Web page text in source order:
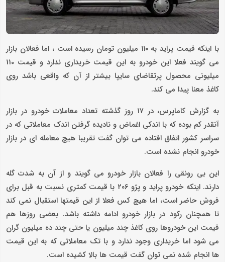
با اینکه قیمت پراید به ۱۱۰ میلیون تومان رسیده است ، اما فعالان بازار
می گویند فعلا این خودرو به این قیمت خریداری ندارد و قیمت 110
میلیونی محصول پرتقاضای سایپا بیشتر از آن که واقعی باشد روی
کاغذ معنا پیدا می کند.
به گزارش کاماپرس، در ۱۷ روز گذشته تعداد معاملات خودرو در بازار
آنقدر کم بوده که با اندکی اغماض و نادیده گرفتن اندک معاملاتی که در
سراسر کشور اتفاق افتاده می توان گفت تقریبا هیچ معامله ای در بازار
خودرو انجام نشده است.
این بی رونقی را فعالان بازار خودرو می گویند و از آن به شدت گله
دارند. اینکه خودرو پراید و پژو ۲۰۶ با قیمت کمتری نسبت به قبل برای
فروش حاضر است، اما هیچ کس فعلا از این قیمتها استقبال نمی کند
تا همچنان رکود در بازار خودرو ادامه داشته باشد. بعضی روزها هم
قیمت این خودروها روی کاغذ چند میلیون یا حتی چند ده میلیون گران
می شود اما خریداری وجود ندارد و با تک معاملاتی که به این قیمت
ها انجام شده نمی توان گفت قیمت ها بالا کشیده است.